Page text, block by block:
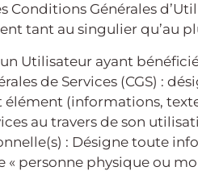
Conditions Générales
tant au singulier qu’au
Utilisateur ayant
de Services (CGS) :
élément (informations,
au travers de son
: Désigne toute
« personne physique ou